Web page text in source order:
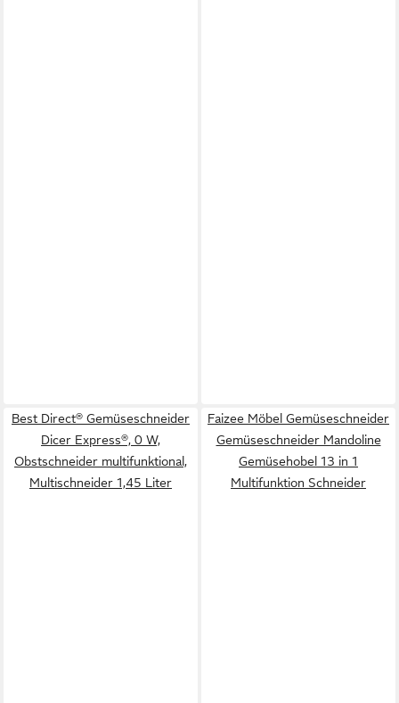
Best Direct® Gemüseschneider
Dicer Express®, 0 W,
Obstschneider multifunktional,
Multischneider 1,45 Liter
Faizee Möbel Gemüseschneider
Gemüseschneider Mandoline
Gemüsehobel 13 in 1
Multifunktion Schneider